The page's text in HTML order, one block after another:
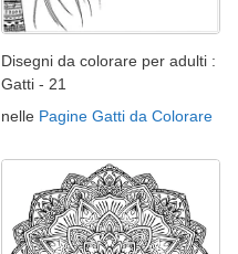
Disegni da colorare per adulti :
Gatti - 21
nelle Pagine Gatti da Colorare